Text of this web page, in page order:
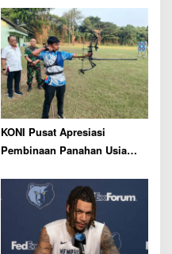
Muay Thai
KONI Pusat Apresiasi
Pembinaan Panahan Usia
Malang